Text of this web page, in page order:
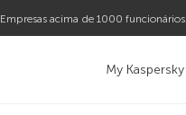
Empresas acima de 1000 funcionários
My Kaspersky